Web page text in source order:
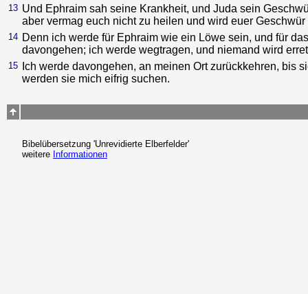
13 Und Ephraim sah seine Krankheit, und Juda sein
aber vermag euch nicht zu heilen und wird euer
14 Denn ich werde für Ephraim wie ein Löwe sein, und für
davongehen; ich werde wegtragen, und niemand wird
15
Ich werde davongehen, an meinen Ort zurückkehren, bis
werden sie mich eifrig suchen.
Bibelübersetzung 'Unrevidierte Elberfelder'
weitere Informationen